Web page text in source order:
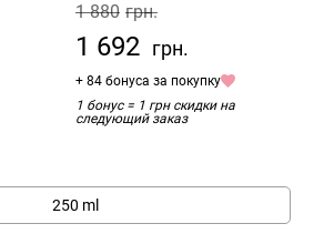
1 880 грн.
1 692 грн.
+ 84 бонуса за покупку
1 бонус = 1 грн скидки на
следующий заказ
250 ml